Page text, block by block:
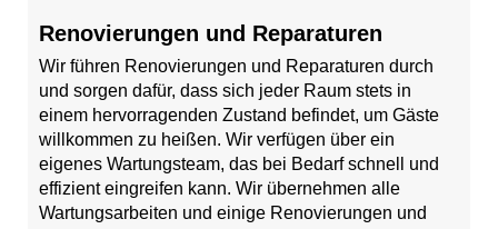
Renovierungen und Reparaturen
Wir führen Renovierungen und Reparaturen durch
und sorgen dafür, dass sich jeder Raum stets in
einem hervorragenden Zustand befindet, um Gäste
willkommen zu heißen. Wir verfügen über ein
eigenes Wartungsteam, das bei Bedarf schnell und
effizient eingreifen kann. Wir übernehmen alle
Wartungsarbeiten und einige Renovierungen und